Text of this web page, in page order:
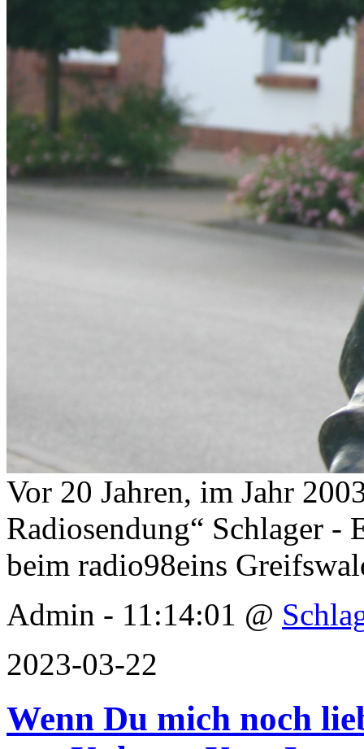
Vor 20 Jahren, im Jahr
Radiosendung“ Schlager -
beim radio98eins
Admin - 11:14:01 @
2023-03-22
Wenn Du mich noch